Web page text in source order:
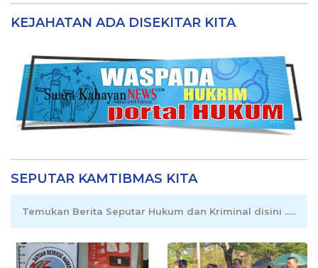
KEJAHATAN ADA DISEKITAR KITA
SEPUTAR KAMTIBMAS KITA
Temukan Berita Seputar Hukum dan Kriminal disini .....